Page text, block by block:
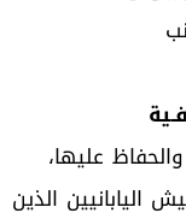
والحفاظ عليها،
اليابانيين الذين